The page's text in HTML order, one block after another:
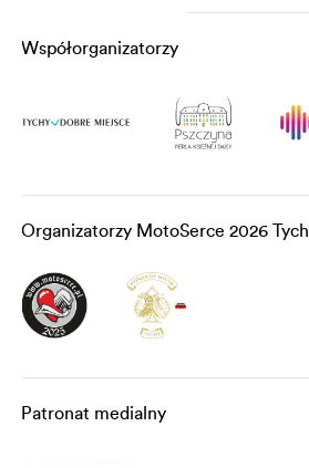
Współorganizatorzy
Organizatorzy MotoSerce 2026
Patronat medialny